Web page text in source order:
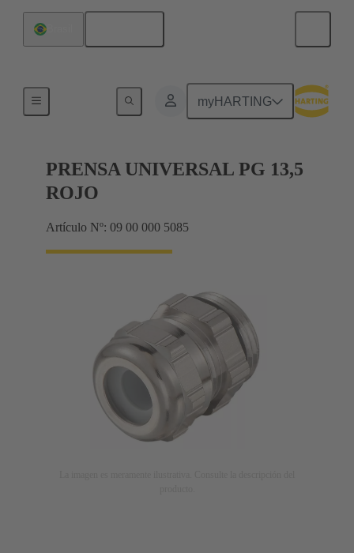
myHARTING
PRENSA UNIVERSAL PG 13,5
ROJO
Artículo Nº: 09 00 000 5085